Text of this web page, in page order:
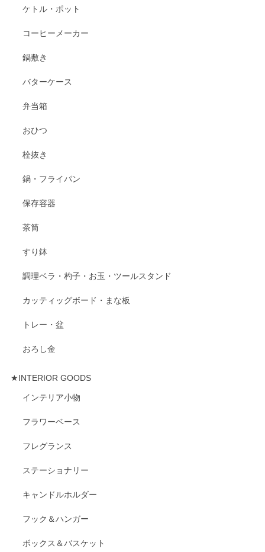
ケトル・ポット
コーヒーメーカー
鍋敷き
バターケース
弁当箱
おひつ
栓抜き
鍋・フライパン
保存容器
茶筒
すり鉢
調理ベラ・杓子・お玉・ツールスタンド
カッティッグボード・まな板
トレー・盆
おろし金
★INTERIOR GOODS
インテリア小物
フラワーベース
フレグランス
ステーショナリー
キャンドルホルダー
フック＆ハンガー
ボックス＆バスケット